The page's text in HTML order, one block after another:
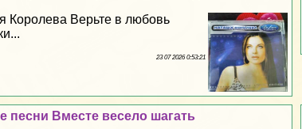
Королева Верьте в любовь
23 07 2026 0:53:21
песни Вместе весело шагать